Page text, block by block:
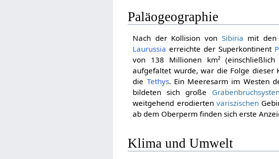
Paläogeographie
Nach der Kollision von Sibiria mit den
Laurussia erreichte der Superkontinent
von 138 Millionen km²
aufgefaltet wurde, war die Folge dieser
die Tethys. Ein Meeresarm im Westen
bildeten sich große
weitgehend erodierten variszischen
ab dem Oberperm finden sich erste
Klima und Umwelt